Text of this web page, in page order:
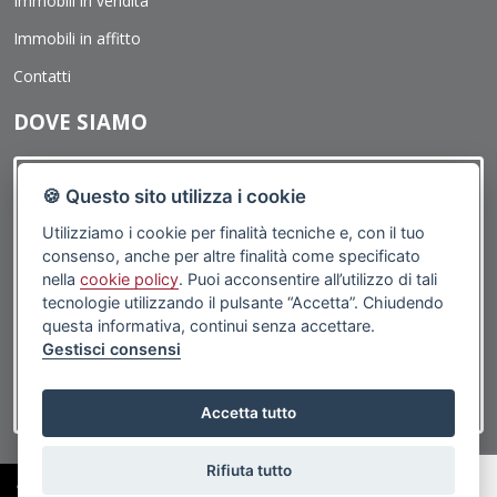
negli altri casi, l'opposizione presuppone un motivo legittimo.
Immobili in affitto
Contatti
DOVE SIAMO
©2019 Porticciolo Immobiliare | Via G.Caboto, 1R 16167 Genova (GE) - PI
🍪 Questo sito utilizza i cookie
Utilizziamo i cookie per finalità tecniche e, con il tuo
consenso, anche per altre finalità come specificato
nellacookie policy. Puoi acconsentire all’utilizzo di tali
tecnologie utilizzando il pulsante “Accetta”. Chiudendo
questa informativa, continui senza accettare.
Gestisci consensi
Accetta tutto
Rifiuta tutto